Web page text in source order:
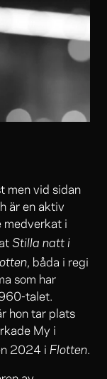
men vid sidan
är en aktiv
medverkat i
Stilla natt i
, båda i regi
som har
talet.
hon tar plats
My i
2024 i Flotten.